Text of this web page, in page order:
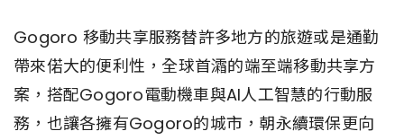
Gogoro 移動共享服務替許多地方的旅遊或是通勤
帶來偌大的便利性，全球首灀的端至端移動共享方
案，搭配Gogoro電動機車與AI人工智慧的行動服
務，也讓各擁有Gogoro的城市，朝永續環保更向